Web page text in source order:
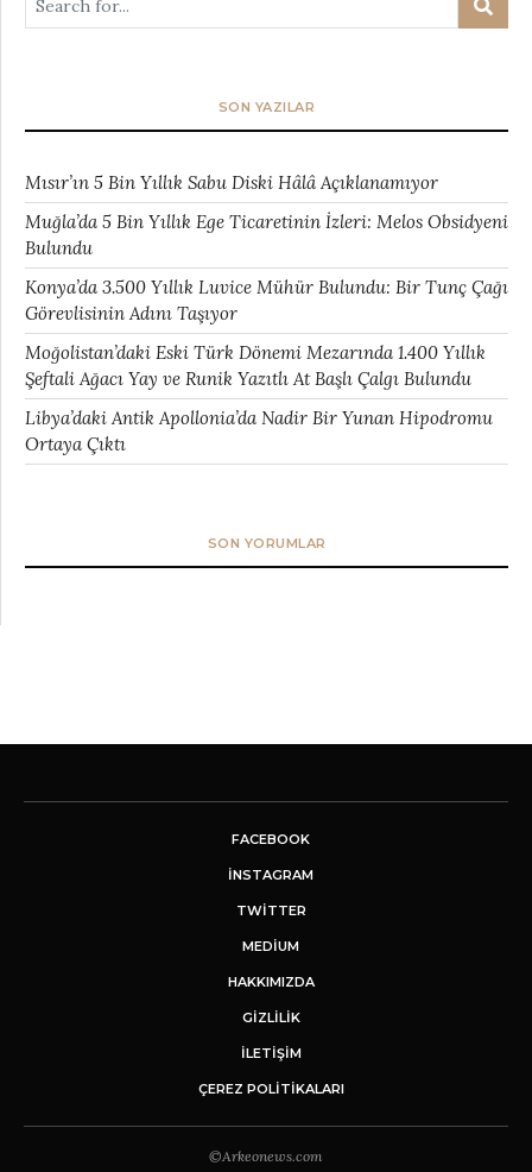
SON YAZILAR
Mısır’ın 5 Bin Yıllık Sabu Diski Hâlâ Açıklanamıyor
Muğla’da 5 Bin Yıllık Ege Ticaretinin İzleri: Melos Obsidyeni
Bulundu
Konya’da 3.500 Yıllık Luvice Mühür Bulundu: Bir Tunç Çağı
Görevlisinin Adını Taşıyor
Moğolistan’daki Eski Türk Dönemi Mezarında 1.400 Yıllık
Şeftali Ağacı Yay ve Runik Yazıtlı At Başlı Çalgı Bulundu
Libya’daki Antik Apollonia’da Nadir Bir Yunan Hipodromu
Ortaya Çıktı
SON YORUMLAR
FACEBOOK
INSTAGRAM
TWITTER
MEDIUM
HAKKIMIZDA
GİZLİLİK
İLETIŞIM
ÇEREZ POLITIKALARI
©Arkeonews.com